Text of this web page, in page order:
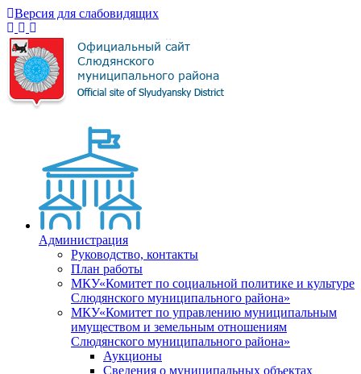
Версия для слабовидящих
Администрация
Руководство, контакты
План работы
МКУ«Комитет по социальной политике и культуре
Слюдянского муниципального района»
МКУ«Комитет по управлению муниципальным
имуществом и земельным отношениям
Слюдянского муниципального района»
Аукционы
Сведения о муниципальных объектах